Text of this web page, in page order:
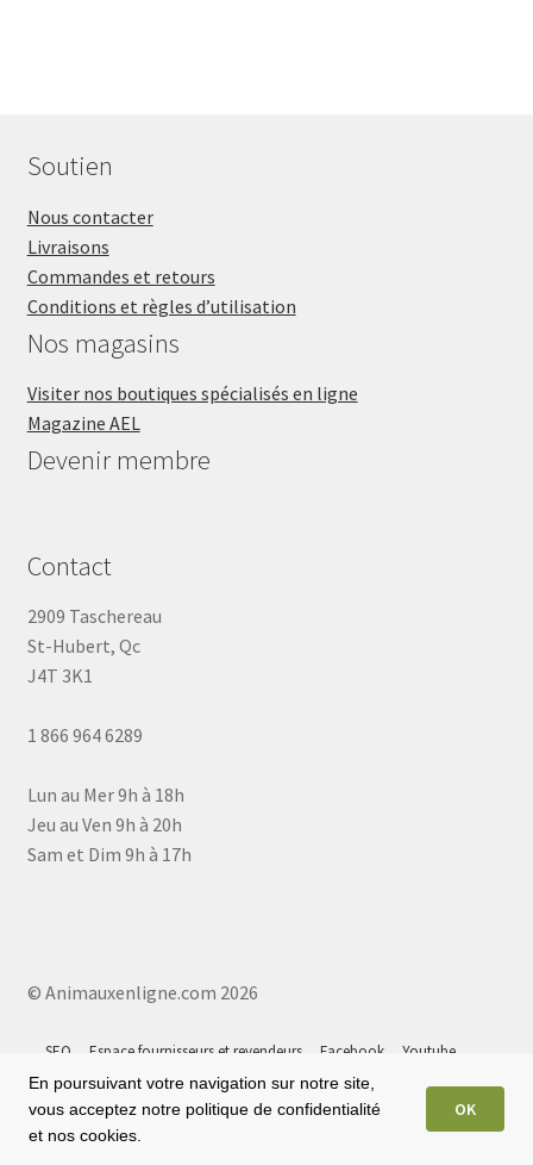
Soutien
Nous contacter
Livraisons
Commandes et retours
Conditions et règles d’utilisation
Nos magasins
Visiter nos boutiques spécialisés en ligne
Magazine AEL
Devenir membre
Contact
2909 Taschereau
St-Hubert, Qc
J4T 3K1
1 866 964 6289
Lun au Mer 9h à 18h
Jeu au Ven 9h à 20h
Sam et Dim 9h à 17h
© Animauxenligne.com 2026
SEO Espace fournisseurs et revendeurs Facebook
Youtube
Instagram
Tiktok Google 5⭐ Plan du site
En poursuivant votre navigation sur notre site,
vous acceptez notre politique de confidentialité
et nos cookies.
OK